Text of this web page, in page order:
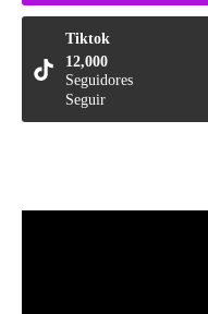
Tiktok
12,000
Seguidores
Seguir